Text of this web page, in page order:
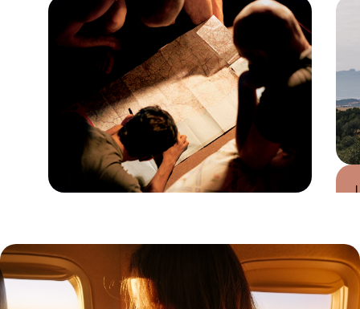
Quand partir au Kenya
?